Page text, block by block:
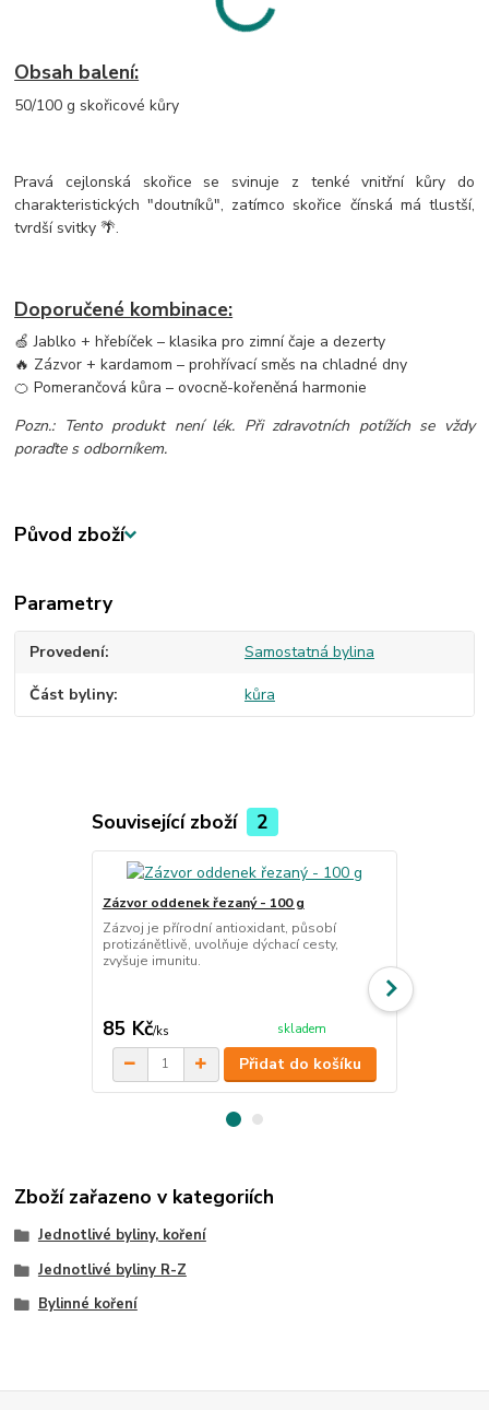
Obsah balení:
50/100 g skořicové kůry
Pravá cejlonská skořice se svinuje z tenké vnitřní kůry do
charakteristických "doutníků", zatímco skořice čínská má tlustší,
tvrdší svitky 🌴.
Doporučené kombinace:
🍏 Jablko + hřebíček – klasika pro zimní čaje a dezerty
🔥 Zázvor + kardamom – prohřívací směs na chladné dny
🍊 Pomerančová kůra – ovocně-kořeněná harmonie
Pozn.: Tento produkt není lék. Při zdravotních potížích se vždy
poraďte s odborníkem.
Původ zboží
Parametry
Provedení Samostatná bylina
Část byliny kůra
Související zboží 2
Zázvor oddenek řezaný - 100 g
Zázvoj je přírodní antioxidant, působí
protizánětlivě, uvolňuje dýchací cesty,
zvyšuje imunitu.
85 Kč/ks skladem
Přidat do košíku
dochucení
kosmetiky,
Zboží zařazeno v kategoriích
Jednotlivé byliny, koření
Jednotlivé byliny R-Z
Bylinné koření